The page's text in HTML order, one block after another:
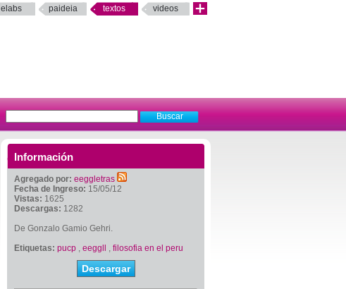
elabs paideia textos videos
Información
Agregado por: eeggletras
Fecha de Ingreso: 15/05/12
Vistas: 1625
Descargas: 1282
De Gonzalo Gamio Gehri.
Etiquetas: pucp , eeggll , filosofia en el peru
Descargar